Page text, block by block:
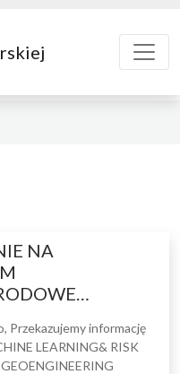
NA
Przekazujemy informację
LEARNING& RISK